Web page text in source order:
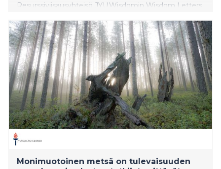
Resurssiviisausyhteisö JYU.Wisdomin Wisdom Letters
Vaikka yksittäisiä hankkeita tarkastellaan
yksityiskohtaisesti, eivät nykyiset suunnittelu- ja
arviointikäytännöt riitä niiden yhteisvaikutusten
hallintaan. Politiikkasuosituksia sisältävän julkaisun ovat
laatineet neljä tutkijaa Suomen ympäristökeskuksesta,
Itä-Suomen yliopistosta ja Turun yliopistosta.
Monimuotoinen metsä on tulevaisuuden